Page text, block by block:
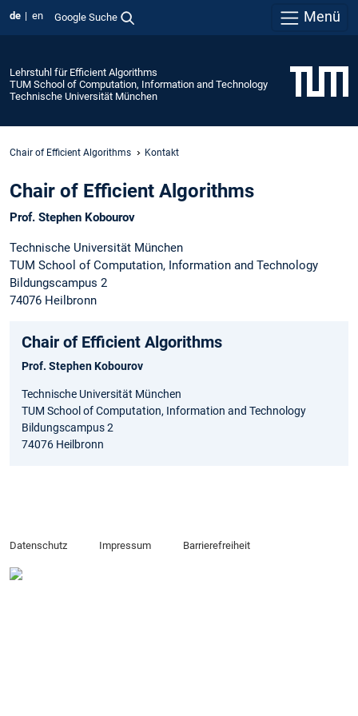
de en Google Suche Menü
Lehrstuhl für Efficient Algorithms
TUM School of Computation, Information and Technology
Technische Universität München
Chair of Efficient Algorithms Kontakt
Chair of Efficient Algorithms
Prof. Stephen Kobourov
Technische Universität München
TUM School of Computation, Information and Technology
Bildungscampus 2
74076 Heilbronn
Chair of Efficient Algorithms
Prof. Stephen Kobourov
Technische Universität München
TUM School of Computation, Information and Technology
Bildungscampus 2
74076 Heilbronn
Datenschutz Impressum Barrierefreiheit